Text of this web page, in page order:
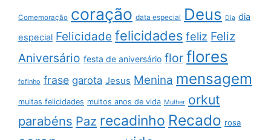
Comemoração coração data especial Deus Dia dia
especial Felicidade felicidades feliz Feliz
Aniversário festa de aniversário flor flores
fofinho frase garota Jesus Menina mensagem
muitas felicidades muitos anos de vida Mulher orkut
parabéns Paz recadinho Recado rosa